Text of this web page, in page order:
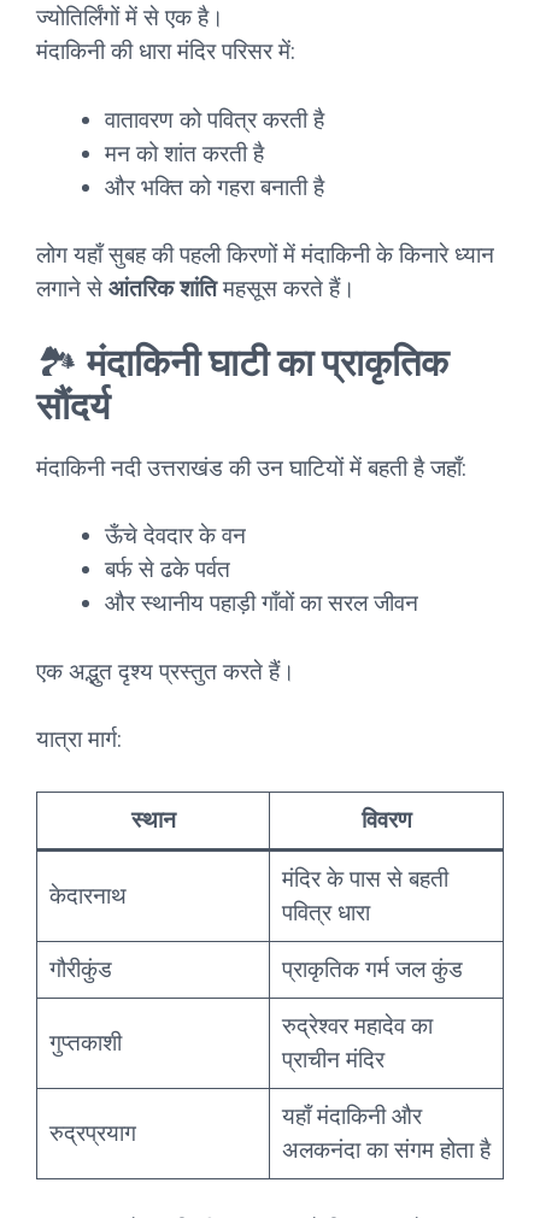
ज्योतिर्लिंगों में से एक है।
मंदाकिनी की धारा मंदिर परिसर में:
वातावरण को पवित्र करती है
मन को शांत करती है
और भक्ति को गहरा बनाती है
लोग यहाँ सुबह की पहली किरणों में मंदाकिनी के किनारे ध्यान
लगाने से आंतरिक शांतिमहसूस करते हैं।
🏞️मंदाकिनी घाटी का प्राकृतिक
सौंदर्य
मंदाकिनी नदी उत्तराखंड की उन घाटियों में बहती है जहाँ:
ऊँचे देवदार के वन
बर्फ से ढके पर्वत
और स्थानीय पहाड़ी गाँवों का सरल जीवन
एक अद्भुत दृश्य प्रस्तुत करते हैं।
यात्रा मार्ग:
स्थान विवरण
केदारनाथ
मंदिर के पास से बहती
पवित्र धारा
गौरीकुंड प्राकृतिक गर्म जल कुंड
गुप्तकाशी
रुद्रेश्वर महादेव का
प्राचीन मंदिर
रुद्रप्रयाग
यहाँ मंदाकिनी और
अलकनंदा का संगम होता है